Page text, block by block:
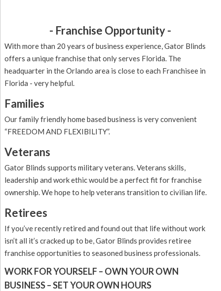
- Franchise Opportunity -
With more than 20 years of business experience, Gator Blinds
offers a unique franchise that only serves Florida. The
headquarter in the Orlando area is close to each Franchisee in
Florida - very helpful.
Families
Our family friendly home based business is very convenient
“FREEDOM AND FLEXIBILITY”.
Veterans
Gator Blinds supports military veterans. Veterans skills,
leadership and work ethic would be a perfect fit for franchise
ownership. We hope to help veterans transition to civilian life.
Retirees
If you’ve recently retired and found out that life without work
isn’t all it’s cracked up to be, Gator Blinds provides retiree
franchise opportunities to seasoned business professionals.
WORK FOR YOURSELF – OWN YOUR OWN
BUSINESS – SET YOUR OWN HOURS